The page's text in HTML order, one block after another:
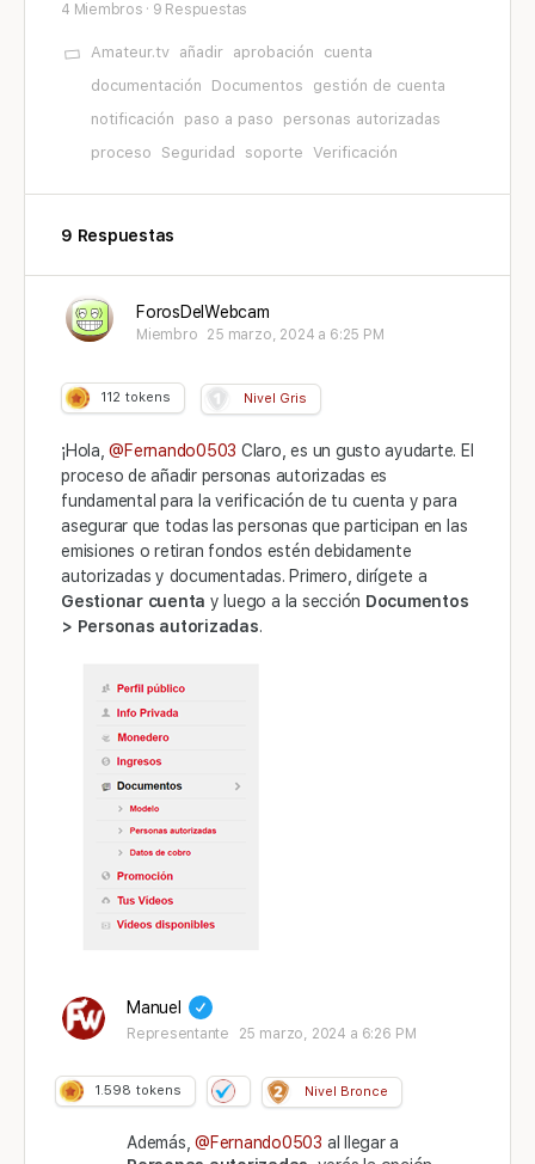
4 Miembros · 9 Respuestas
Amateur.tv añadir aprobación
cuenta
documentación
Documentos
gestión de cuenta
notificación
paso a paso
personas autorizadas
proceso
Seguridad soporte Verificación
9 Respuestas
ForosDelWebcam
Miembro 25 marzo, 2024 a 6:25 PM
112 tokens Nivel Gris
¡Hola,@Fernando0503 Claro, es un gusto ayudarte. El
proceso de añadir personas autorizadas es
fundamental para la verificación de tu cuenta y para
asegurar que todas las personas que participan en las
emisiones o retiran fondos estén debidamente
autorizadas y documentadas. Primero, dirígete a
Gestionar cuenta y luego a la sección Documentos
> Personas autorizadas.
Manuel
Representante 25 marzo, 2024 a 6:26 PM
1.598 tokens Nivel Bronce
Además,@Fernando0503 al llegar a